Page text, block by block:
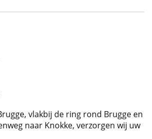
vlakbij de ring rond Brugge en
naar Knokke, verzorgen wij uw